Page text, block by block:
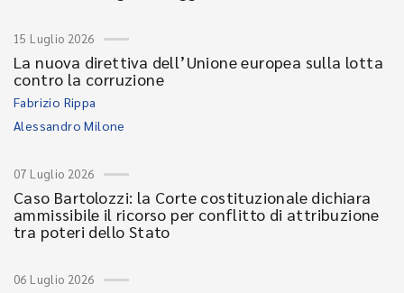
15 Luglio 2026
La nuova direttiva dell’Unione europea sulla lotta
contro la corruzione
Fabrizio Rippa
Alessandro Milone
07 Luglio 2026
Caso Bartolozzi: la Corte costituzionale dichiara
ammissibile il ricorso per conflitto di attribuzione
tra poteri dello Stato
06 Luglio 2026